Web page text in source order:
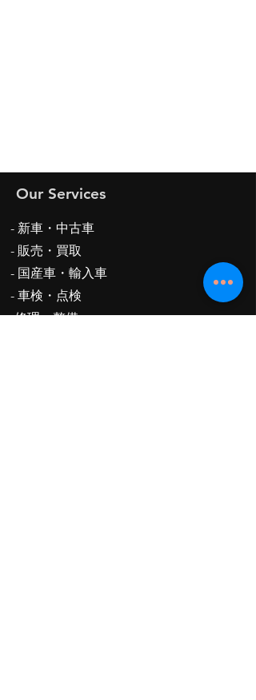
Our Services
- 新車・中古車
- 販売・買取
- 国産車・輸入車
- 車検・点検
-修理・整備